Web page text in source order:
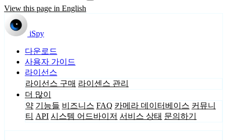
View this page in English
iSpy
다운로드
사용자 가이드
라이선스
라이선스 구매 라이센스 관리
더 많이
약 기능들 비즈니스 FAQ 카메라 데이터베이스 커뮤니
티 API 시스템 어드바이저 서비스 상태 문의하기